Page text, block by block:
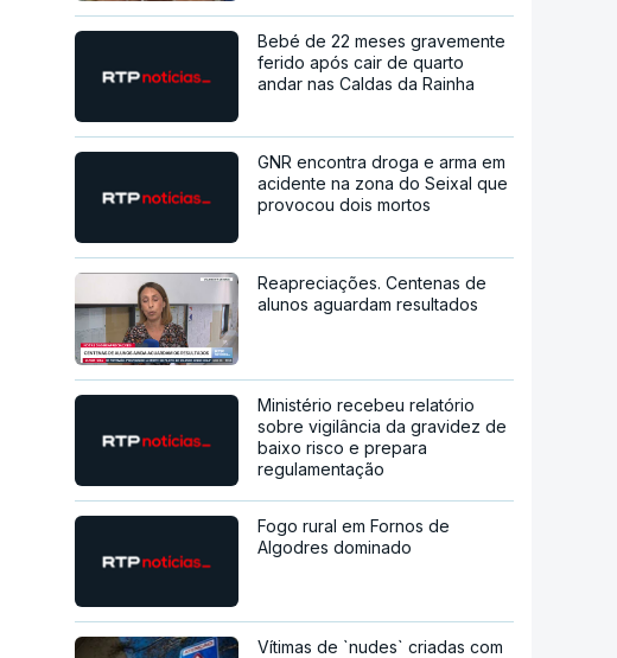
Bebé de 22 meses gravemente
ferido após cair de quarto
andar nas Caldas da Rainha
GNR encontra droga e arma em
acidente na zona do Seixal que
provocou dois mortos
Reapreciações. Centenas de
alunos aguardam resultados
Ministério recebeu relatório
sobre vigilância da gravidez de
baixo risco e prepara
regulamentação
Fogo rural em Fornos de
Algodres dominado
Vítimas de `nudes` criadas com